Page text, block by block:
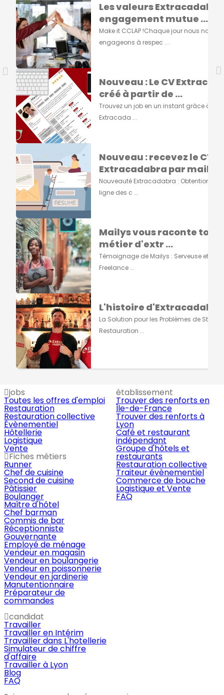
Les valeurs
engagement mutue ...
Make it CCLAP !Chaque jour nous nous
engageons à respec ...
Nouveau : Le CV
créé à partir de ...
Trouvez un job en un instant grâce à
Extracada ...
Nouveau : recevez le CV
Extracadabra par mail ...
Nouveauté Extracadabra : Obtention du
ligne des c ...
Mailys vous raconte tout
métier d'extr ...
Témoignage de Mailys : Serveuse et
Freelance ...
L'histoire d'Extracadabra
La Solution pour les Problèmes de Staff
Restauration ...
jobs
Toutes les offres d'emploi
Restauration
Restauration collective
Évènementiel
Hôtellerie
Logistique
Vente
Fiches métiers
Runner
Chef de cuisine
Second de cuisine
Pâtissier
Boulanger
Maître d'hôtel
Chef barman
Commis de bar
Réceptionniste
Gouvernante
Employé de ménage
Vendeur en magasin
Vendeur en boulangerie
Vendeur en poissonnerie
Vendeur en jardinerie
Manutentionnaire
Préparateur de
commandes
établissement
Trouver des renforts en
Île-de-France
Trouver des renforts à
Lyon
Café et restaurant
indépendant
Groupe d'hôtels et
restaurants
Restauration collective
Traiteur évènementiel
Commerce de bouche
Logistique et Vente
FAQ
candidat
Travailler
Travailler en Intérim
Travailler dans L'hotellerie
Simulateur de chiffre
d'affaire
Travailler à Lyon
Blog
FAQ